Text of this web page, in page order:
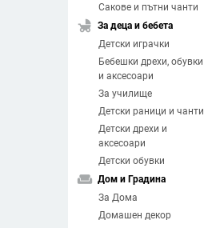
Сакове и пътни чанти
child_friendly За деца и бебета
Детски играчки
Бебешки дрехи, обувки
и аксесоари
За училище
Детски раници и чанти
Детски дрехи и
аксесоари
Детски обувки
weekend Дом и Градина
За Дома
Домашен декор